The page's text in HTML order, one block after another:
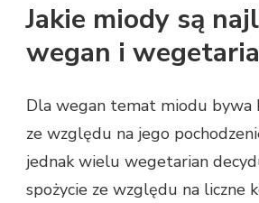
Jakie miody są
wegan i
Dla wegan temat miodu bywa
ze względu na jego
jednak wielu wegetarian
spożycie ze względu na liczne